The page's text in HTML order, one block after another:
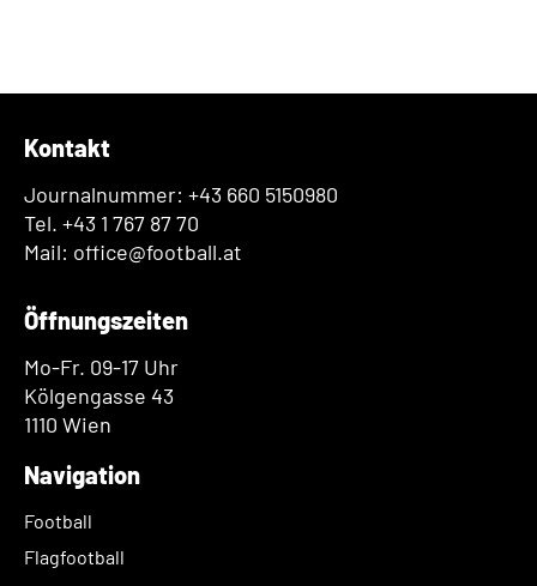
Kontakt
Journalnummer: +43 660 5150980
Tel. +43 1 767 87 70
Mail: office@football.at
Öffnungszeiten
Mo-Fr. 09-17 Uhr
Kölgengasse 43
1110 Wien
Navigation
Football
Flagfootball